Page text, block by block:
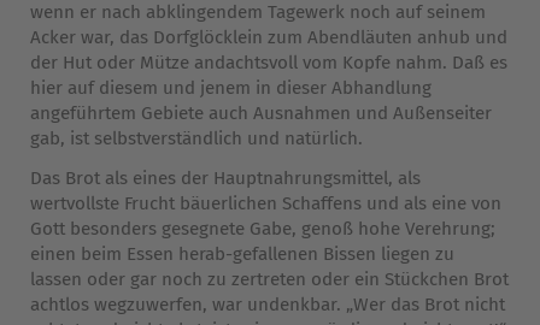
wenn er nach abklingendem Tagewerk noch auf seinem
Acker war, das Dorfglöcklein zum Abendläuten anhub und
der Hut oder Mütze andachtsvoll vom Kopfe nahm. Daß es
hier auf diesem und jenem in dieser Abhandlung
angeführtem Gebiete auch Ausnahmen und Außenseiter
gab, ist selbstverständlich und natürlich.
Das Brot als eines der Hauptnahrungsmittel, als
wertvollste Frucht bäuerlichen Schaffens und als eine von
Gott besonders gesegnete Gabe, genoß hohe Verehrung;
einen beim Essen herab-gefallenen Bissen liegen zu
lassen oder gar noch zu zertreten oder ein Stückchen Brot
achtlos wegzuwerfen, war undenkbar. „Wer das Brot nicht